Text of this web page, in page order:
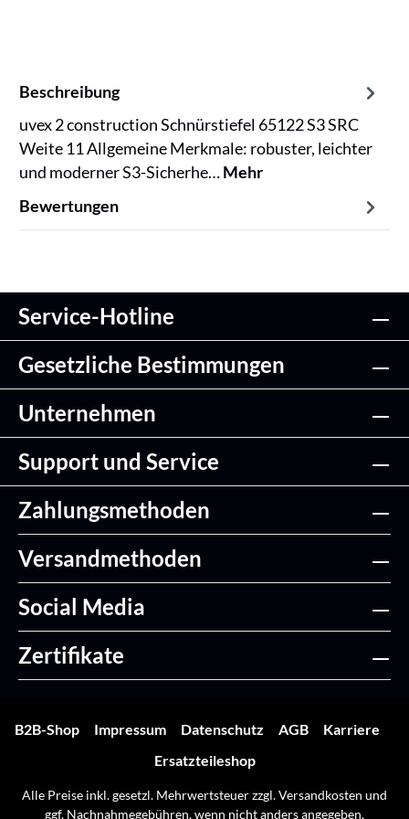
Beschreibung
uvex 2 construction Schnürstiefel 65122 S3 SRC
Weite 11 Allgemeine Merkmale: robuster, leichter
und moderner S3-Sicherhe…Mehr
Bewertungen
Service-Hotline
Gesetzliche Bestimmungen
Unternehmen
Support und Service
Zahlungsmethoden
Versandmethoden
Social Media
Zertifikate
B2B-Shop Impressum Datenschutz AGB
Karriere
Ersatzteileshop
Alle Preise inkl. gesetzl. Mehrwertsteuer zzgl.Versandkosten und
ggf. Nachnahmegebühren, wenn nicht anders angegeben.